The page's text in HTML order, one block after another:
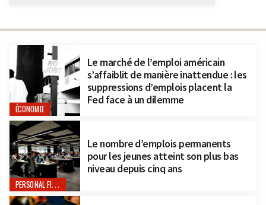
ÉCONOMIE
Le marché de l’emploi américain
s’affaiblit de manière inattendue : les
suppressions d’emplois placent la
Fed face à un dilemme
PERSONAL FINANCE
Le nombre d’emplois permanents
pour les jeunes atteint son plus bas
niveau depuis cinq ans